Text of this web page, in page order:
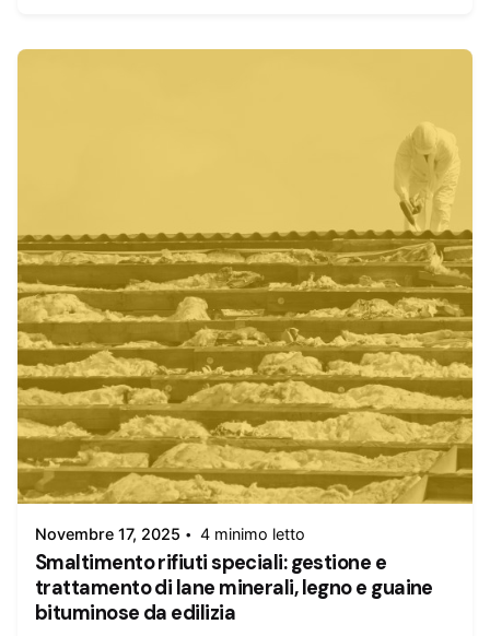
Inserito da
admin
Novembre 17, 2025 4 minimo letto
Smaltimento rifiuti speciali: gestione e
trattamento di lane minerali, legno e guaine
bituminose da edilizia